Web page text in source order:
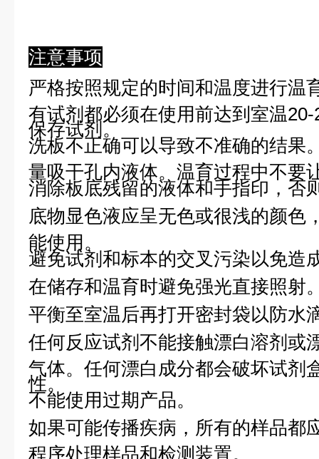
注意事项
严格按照规定的时间和温度进行温
有试剂都必须在使用前达到室温
保存试剂。
洗板不正确可以导致不准确的结果
量吸干孔内液体。温育过程中不要
消除板底残留的液体和手指印，否
底物显色液应呈无色或很浅的颜色
能使用。
避免试剂和标本的交叉污染以免造
在储存和温育时避免强光直接照射
平衡至室温后再打开密封袋以防水
任何反应试剂不能接触漂白溶剂或
气体。任何漂白成分都会破坏试剂
性。
不能使用过期产品。
如果可能传播疾病，所有的样品都
程序处理样品和检测装置。